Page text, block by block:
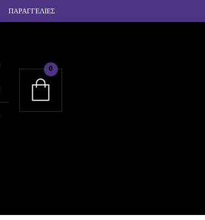
ΠΑΡΑΓΓΕΛΙΕΣ
0